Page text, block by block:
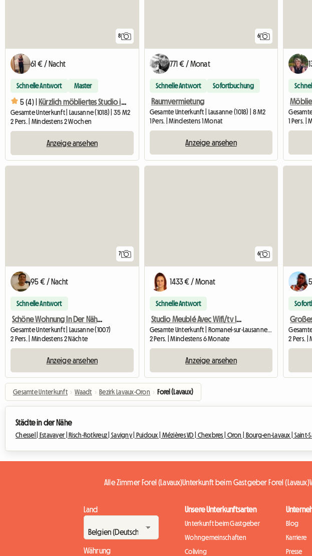
8
61 € / Nacht
Schnelle Antwort Master
5 (4) | Kürzlich möbliertes Studio im Penthouse in Lausanne
Gesamte Unterkunft | Lausanne (1018) | 35 M2
2 Pers. | Mindestens 2 Wochen
Anzeige ansehen
6
771 € / Monat
Schnelle Antwort Sofortbuchung
Raumvermietung
Gesamte Unterkunft | Lausanne (1018) | 8 M2
1 Pers. | Mindestens 1 Monat
Anzeige ansehen
1 Pers. |
7
95 € / Nacht
Schnelle Antwort
Schöne Wohnung In Der Nähe Von Allem Mit Parkplatz
Gesamte Unterkunft | Lausanne (1007)
2 Pers. | Mindestens 2 Nächte
Anzeige ansehen
6
1433 € / Monat
Schnelle Antwort
Studio Meublé Avec Wifi/tv Intégré
Gesamte Unterkunft | Romanel-sur-Lausanne | 33 M2
2 Pers. | Mindestens 6 Monate
Anzeige ansehen
2 Pers. |
Gesamte Unterkunft › Waadt › Bezirk Lavaux-Oron › Forel (Lavaux)
Städte in der Nähe
Chessel | Estavayer |Risch-Rotkreuz | Savigny | Puidoux | Mézières VD | Chexbres | Oron | Bourg-en-Lavaux | Saint-
Alle Zimmer Forel (Lavaux)Unterkunft beim Gastgeber Forel (Lavaux)
Land
Währung
Unsere Unterkunftsarten
Unterkunft beim Gastgeber
Wohngemeinschaften
Coliving
Blog
Karriere
Presse